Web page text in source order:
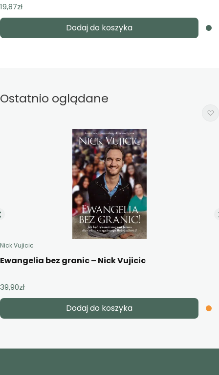
19,87zł
Dodaj do koszyka
Ostatnio oglądane
Nick Vujicic
Ewangelia bez granic – Nick Vujicic
39,90zł
Dodaj do koszyka